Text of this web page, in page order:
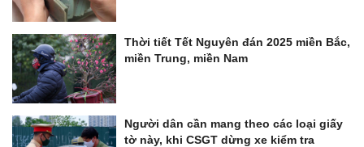
Thời tiết Tết Nguyên đán 2025 miền Bắc,
miền Trung, miền Nam
Người dân cần mang theo các loại giấy
tờ này, khi CSGT dừng xe kiểm tra